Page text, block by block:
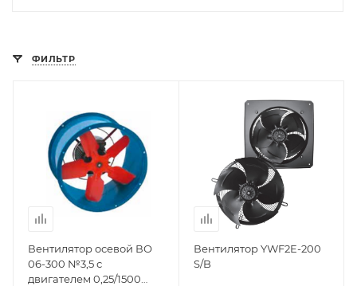
ФИЛЬТР
Вентилятор осевой ВО
06-300 №3,5 с
двигателем 0,25/1500
Вентилятор YWF2E-200
S/B